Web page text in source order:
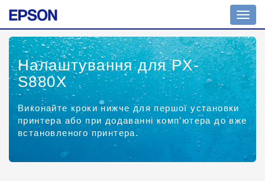
Налаштування для PX-
S880X
Виконайте кроки нижче для першої установки
принтера або при додаванні комп’ютера до вже
встановленого принтера.